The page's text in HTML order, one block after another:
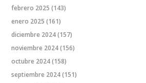
febrero 2025 (143)
enero 2025 (161)
diciembre 2024(157)
noviembre 2024(156)
octubre 2024(158)
septiembre 2024(151)